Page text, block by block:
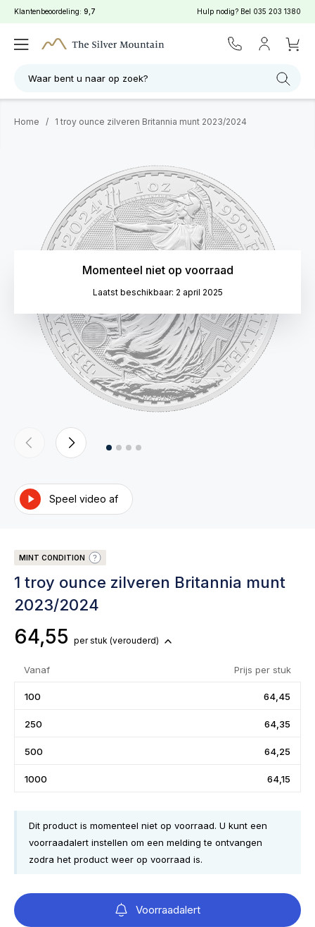
Klantenbeoordeling: 9,7 Hulp nodig? Bel 035 203 1380
Waar bent u naar op zoek?
Home / 1 troy ounce zilveren Britannia munt 2023/2024
Momenteel niet op voorraad
Laatst beschikbaar: 2 april 2025
Speel video af
MINT CONDITION
1 troy ounce zilveren Britannia munt
2023/2024
64,55 per stuk (verouderd)
Vanaf Prijs per stuk
100 64,45
250 64,35
500 64,25
1000 64,15
Dit product is momenteel niet op voorraad. U kunt een
voorraadalert instellen om een melding te ontvangen
zodra het product weer op voorraad is.
Voorraadalert